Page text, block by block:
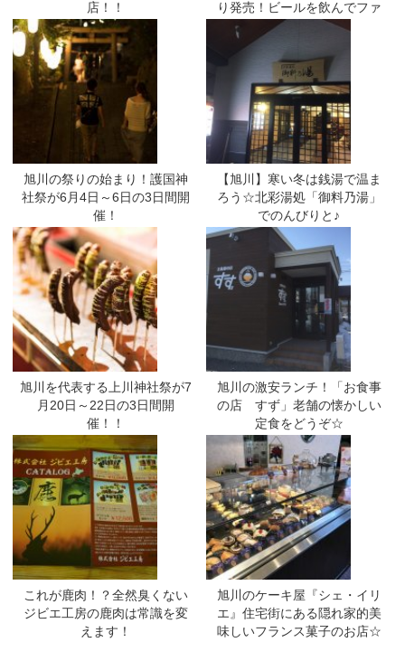
店！！
り発売！ビールを飲んでファ
イターズの応援に行こう☆
旭川の祭りの始まり！護国神
社祭が6月4日～6日の3日間開
催！
【旭川】寒い冬は銭湯で温ま
ろう☆北彩湯処「御料乃湯」
でのんびりと♪
旭川を代表する上川神社祭が7
月20日～22日の3日間開
催！！
旭川の激安ランチ！「お食事
の店 すず」老舗の懐かしい
定食をどうぞ☆
これが鹿肉！？全然臭くない
ジビエ工房の鹿肉は常識を変
えます！
旭川のケーキ屋『シェ・イリ
エ』住宅街にある隠れ家的美
味しいフランス菓子のお店☆